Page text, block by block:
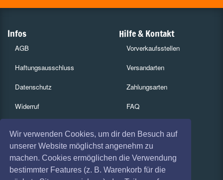
Wir verwenden Cookies, um dir den Besuch auf
unserer Website möglichst angenehm zu
machen. Cookies ermöglichen die Verwendung
bestimmter Features (z. B. Warenkorb für die
Infos
AGB
Haftungsausschluss
Datenschutz
Widerruf
Absagen
Hilfe & Kontakt
Vorverkaufsstellen
Versandarten
Zahlungsarten
FAQ
Services
Gutscheine
Geschäftskunden